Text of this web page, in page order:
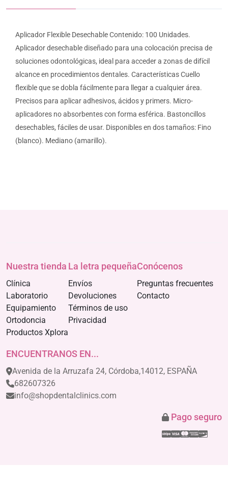
Aplicador Flexible Desechable Contenido: 100 Unidades.
Aplicador desechable diseñado para una colocación precisa de
soluciones odontológicas, ideal para acceder a zonas de difícil
alcance en procedimientos dentales. Características Cuello
flexible que se dobla fácilmente para llegar a cualquier área.
Precisos para aplicar adhesivos, ácidos y primers. Micro-
aplicadores no absorbentes con forma esférica. Bastoncillos
desechables, fáciles de usar. Disponibles en dos tamaños: Fino
(blanco). Mediano (amarillo).
Nuestra tienda
Clínica
Laboratorio
Equipamiento
Ortodoncia
Productos Xplora
La letra pequeña
Envíos
Devoluciones
Términos de uso
Privacidad
Conócenos
Preguntas frecuentes
Contacto
ENCUENTRANOS EN...
Avenida de la Arruzafa 24, Córdoba,14012, ESPAÑA
682607326
info@shopdentalclinics.com
Pago seguro
Stripe
Visa